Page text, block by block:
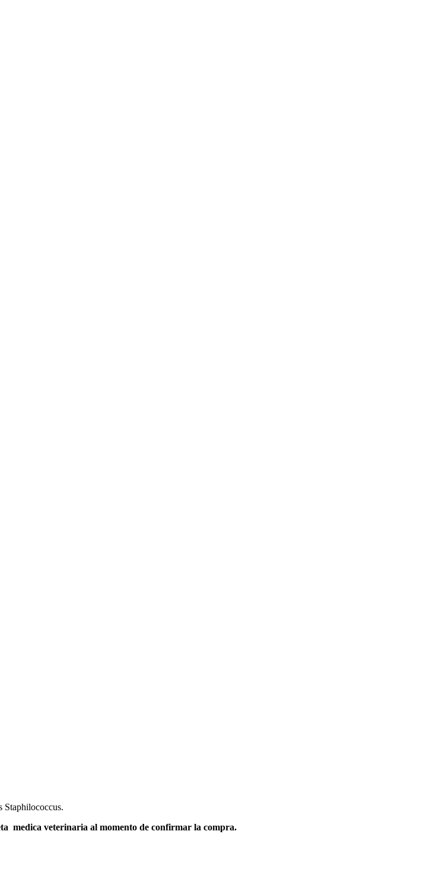
Staphilococcus.
medica veterinaria al momento de confirmar la compra.